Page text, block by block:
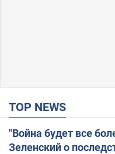
TOP NEWS
"Война будет все
Зеленский о